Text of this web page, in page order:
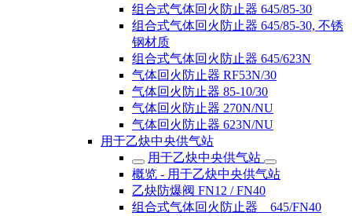
组合式气体回火防止器 645/85-30
组合式气体回火防止器 645/85-30, 不锈
钢材质
组合式气体回火防止器 645/623N
气体回火防止器 RF53N/30
气体回火防止器 85-10/30
气体回火防止器 270N/NU
气体回火防止器 623N/NU
用于乙炔中央供气站
用于乙炔中央供气站
概览 - 用于乙炔中央供气站
乙炔防爆阀 FN12 / FN40
组合式气体回火防止器 645/FN40